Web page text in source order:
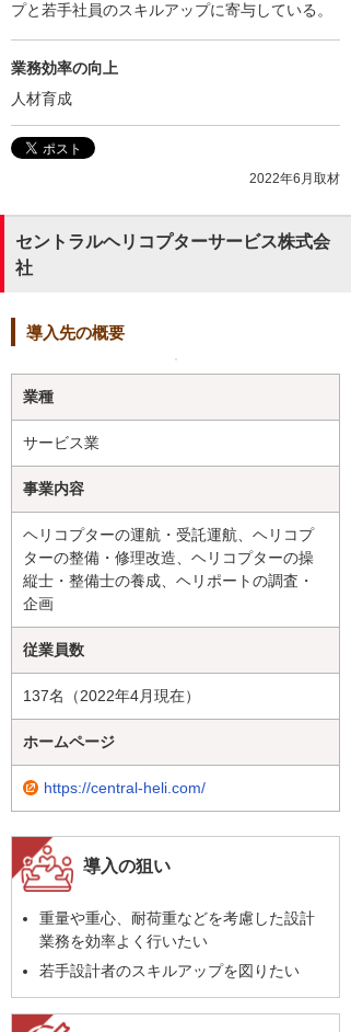
プと若手社員のスキルアップに寄与している。
業務効率の向上
人材育成
2022年6月取材
セントラルヘリコプターサービス株式会
社
導入先の概要
業種
サービス業
事業内容
ヘリコプターの運航・受託運航、ヘリコプ
ターの整備・修理改造、ヘリコプターの操
縦士・整備士の養成、ヘリポートの調査・
企画
従業員数
137名（2022年4月現在）
ホームページ
https://central-heli.com/
導入の狙い
重量や重心、耐荷重などを考慮した設計
業務を効率よく行いたい
若手設計者のスキルアップを図りたい